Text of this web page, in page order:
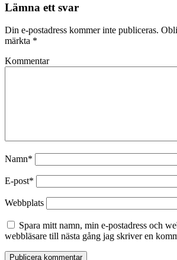
Lämna ett svar
Din e-postadress kommer inte publiceras.
märkta *
Kommentar
Namn*
E-post*
Webbplats
Spara mitt namn, min e-postadress och
webbläsare till nästa gång jag skriver en